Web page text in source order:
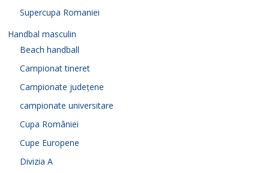
Supercupa Romaniei
Handbal masculin
Beach handball
Campionat tineret
Campionate județene
campionate universitare
Cupa României
Cupe Europene
Divizia A